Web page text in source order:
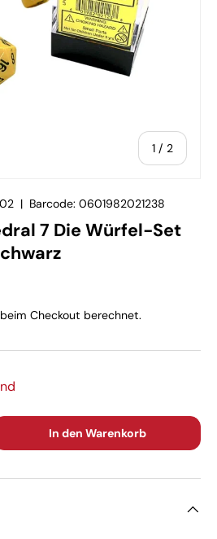
1 / von
2
| Barcode: 0601982021238
7 Die Würfel-Set
Checkout berechnet.
In den Warenkorb